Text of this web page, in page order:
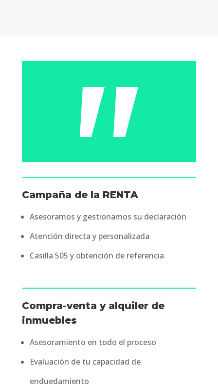
Campaña de la RENTA
Asesoramos y gestionamos su declaración
Atención directa y personalizada
Casilla 505 y obtención de referencia
Compra-venta y alquiler de
inmuebles
Asesoramiento en todo el proceso
Evaluación de tu capacidad de
enduedamiento